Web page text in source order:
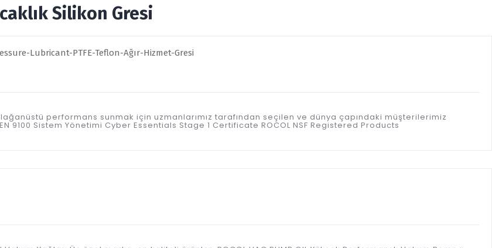
Silikon Gresi
performans sunmak için uzmanlarımız tarafından seçilen ve dünya çapındaki müşterilerimiz
Sistem Yönetimi Cyber Essentials Stage 1 Certificate ROCOL NSF Registered Products